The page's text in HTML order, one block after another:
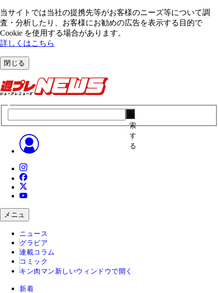
当サイトでは当社の提携先等がお客様のニーズ等について調
査・分析したり、お客様にお勧めの広告を表⽰する⽬的で
Cookie を使⽤する場合があります。
詳しくはこちら
閉じる
索
す
る
メニュ
ニュース
グラビア
連載コラム
コミック
キン肉マン 新しいウィンドウで開く
新着